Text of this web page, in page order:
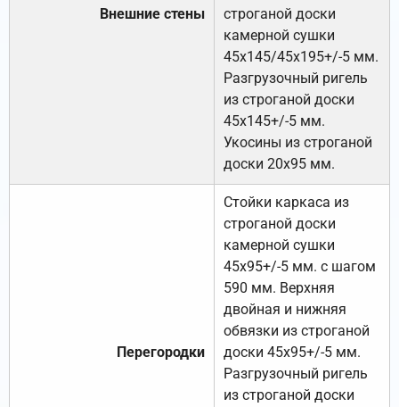
Внешние стены
строганой доски
камерной сушки
45х145/45х195+/-5 мм.
Разгрузочный ригель
из строганой доски
45х145+/-5 мм.
Укосины из строганой
доски 20х95 мм.
Перегородки
Стойки каркаса из
строганой доски
камерной сушки
45х95+/-5 мм. с шагом
590 мм. Верхняя
двойная и нижняя
обвязки из строганой
доски 45х95+/-5 мм.
Разгрузочный ригель
из строганой доски